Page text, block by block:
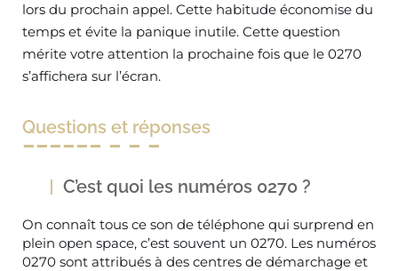
lors du prochain appel. Cette habitude économise du
temps et évite la panique inutile. Cette question
mérite votre attention la prochaine fois que le 0270
s’affichera sur l’écran.
Questions et réponses
C’est quoi les numéros 0270 ?
On connaît tous ce son de téléphone qui surprend en
plein open space, c’est souvent un 0270. Les numéros
0270 sont attribués à des centres de démarchage et